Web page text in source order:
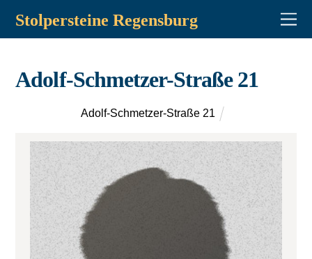
Stolpersteine Regensburg
Adolf-Schmetzer-Straße 21
Adolf-Schmetzer-Straße 21